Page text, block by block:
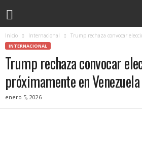
Inicio Internacional Trump rechaza convocar
INTERNACIONAL
Trump rechaza convocar
próximamente en Venezuela
enero 5, 2026